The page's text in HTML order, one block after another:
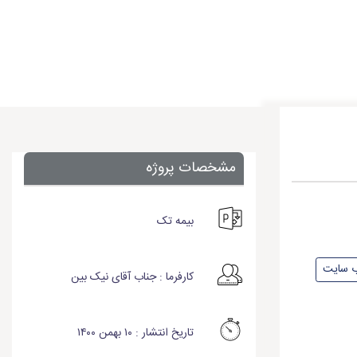
مشخصات پروژه
بیمه تک
کارفرما : جناب آقای نیک بین
تاریخ انتشار : ۱۰ بهمن ۱۴۰۰
سایت